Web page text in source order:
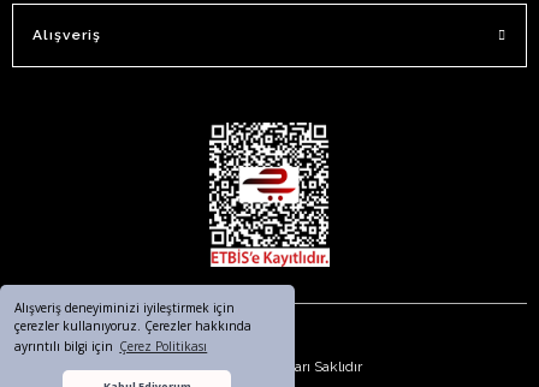
Alışveriş deneyiminizi iyileştirmek için
çerezler kullanıyoruz. Çerezler hakkında
ayrıntılı bilgi için Çerez Politikası
Alışveriş
© 2023. Tüm Hakları Saklıdır